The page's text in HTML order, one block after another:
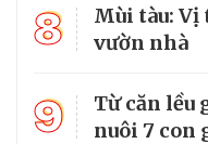
8
Mùi tàu: Vị
vườn nhà
9
Từ căn lều
nuôi 7 con